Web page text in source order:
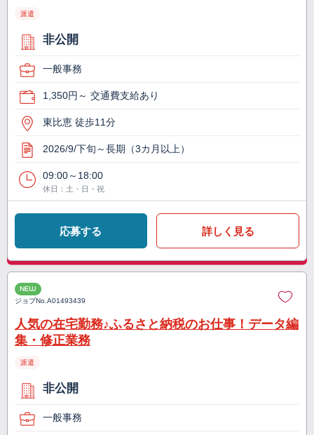
派遣
非公開
一般事務
1,350円～ 交通費支給あり
東比恵 徒歩11分
2026/9/下旬～長期（3カ月以上）
09:00～18:00
休日：土・日・祝
応募する 詳しく見る
NEW
ジョブNo.A01493439
人気の在宅勤務♪ふるさと納税のお仕事！データ編
集・修正業務
派遣
非公開
一般事務